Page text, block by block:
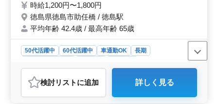
スキルを発揮して頂ける方、ぜひご応募くだ
さい！
時給1,200円〜1,800円
徳島県徳島市助任橋 / 徳島駅
平均年齢 42.4歳 / 最高年齢 65歳
50代活躍中 60代活躍中 車通勤OK
長期
社労士事務所
おすすめポイント
＜柔軟な働き方と高いワークライフバランス＞ 週3～5
検討リスト に追加 詳しく見る